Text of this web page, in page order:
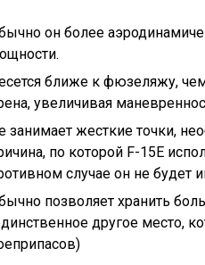
он более
ближе к фюзеляжу,
увеличивая
занимает жесткие точки,
по которой F-15E
случае он не будет
позволяет хранить
другое место,